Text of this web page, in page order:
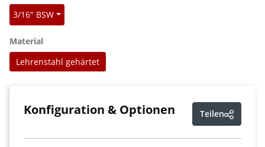
3/16" BSW
Materialauswählen
Lehrenstahl gehärtet
Konfiguration & Optionen Teilen